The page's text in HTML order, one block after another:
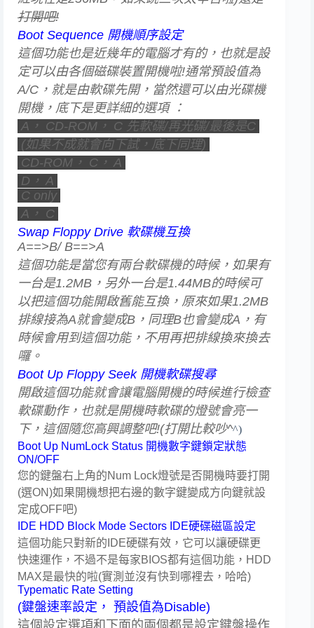
打開吧!
Boot Sequence 開機順序設定
這個功能也是近幾年的電腦才有的，也就是設
定可以由各個磁碟裝置開機啦!通常預設值為
A/C，就是由軟碟先開，當然還可以由光碟機
開機，底下是更詳細的選項 ：
A， CD-ROM， C 先軟碟/再光碟/最後是C
(如果不成就會向下試，底下同理)
CD-ROM， C， A
D， A
C only
A， C
Swap Floppy Drive 軟碟機互換
A==>B/ B==>A
這個功能是當您有兩台軟碟機的時候，如果有
一台是1.2MB，另外一台是1.44MB的時候可
以把這個功能開啟舊能互換，原來如果1.2MB
排線接為A就會變成B，同理B也會變成A，有
時候會用到這個功能，不用再把排線換來換去
囉。
Boot Up Floppy Seek 開機軟碟搜尋
開啟這個功能就會讓電腦開機的時候進行檢查
軟碟動作，也就是開機時軟碟的燈號會亮一
下，這個隨您高興調整吧!(打開比較吵^^)
Boot Up NumLock Status 開機數字鍵鎖定狀態
ON/OFF
您的鍵盤右上角的Num Lock燈號是否開機時要打開
(選ON)如果開機想把右邊的數字鍵變成方向鍵就設
定成OFF吧)
IDE HDD Block Mode Sectors IDE硬碟磁區設定
這個功能只對新的IDE硬碟有效，它可以讓硬碟更
快速運作，不過不是每家BIOS都有這個功能，HDD
MAX是最快的啦(實測並沒有快到哪裡去，哈哈)
Typematic Rate Setting
(鍵盤速率設定， 預設值為Disable)
這個設定選項和下面的兩個都是設定鍵盤操作